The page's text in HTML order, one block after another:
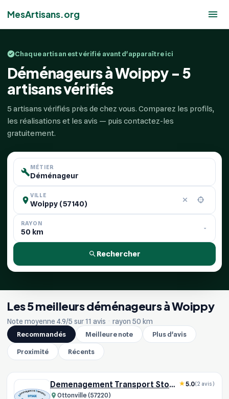
MesArtisans.org
Chaque artisan est vérifié avant d'apparaître ici
Déménageurs à Woippy - 5
artisans vérifiés
5 artisans vérifiés près de chez vous. Comparez les profils,
les réalisations et les avis — puis contactez-les
gratuitement.
MÉTIER
VILLE
RAYON
Rechercher
Les 5 meilleurs déménageurs à Woippy
Note moyenne 4.9/5 sur 11 avis · rayon 50 km
Recommandés
Meilleure note Plus d'avis
Proximité Récents
Demenagement Transport Stockage
Ottonville (57220)
5.0(2 avis)